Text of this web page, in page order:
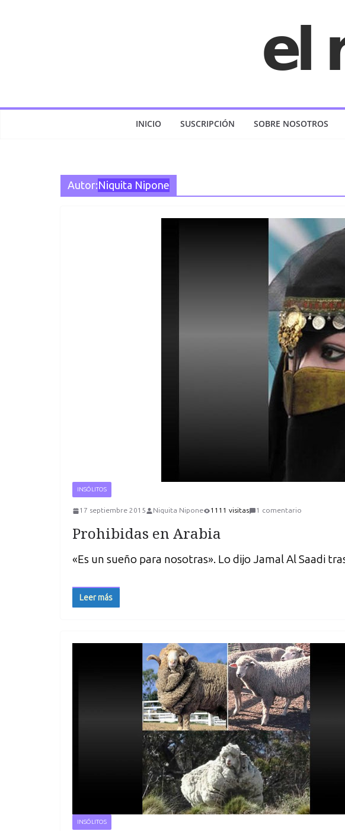
INICIO SUSCRIPCIÓN SOBRE NOSOTROS
Autor:Niquita Nipone
INSÓLITOS
17 septiembre 2015 Niquita Nipone 1111 visitas 1 comentario
Prohibidas en Arabia
«Es un sueño para nosotras». Lo dijo Jamal Al Saadi
Leer más
INSÓLITOS